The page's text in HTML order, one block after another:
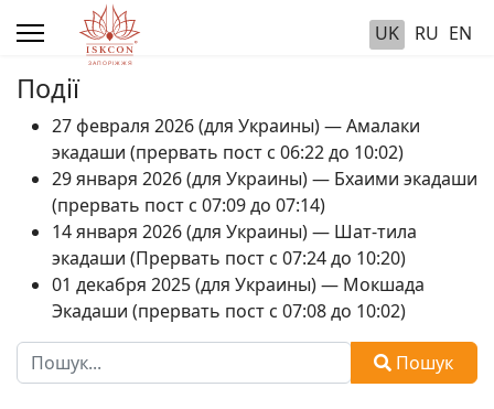
UK RU EN
Події
27 февраля 2026 (для Украины) — Амалаки
экадаши (прервать пост с 06:22 до 10:02)
29 января 2026 (для Украины) — Бхаими экадаши
(прервать пост с 07:09 до 07:14)
14 января 2026 (для Украины) — Шат-тила
экадаши (Прервать пост с 07:24 до 10:20)
01 декабря 2025 (для Украины) — Мокшада
Экадаши (прервать пост с 07:08 до 10:02)
Пошук
Пошук